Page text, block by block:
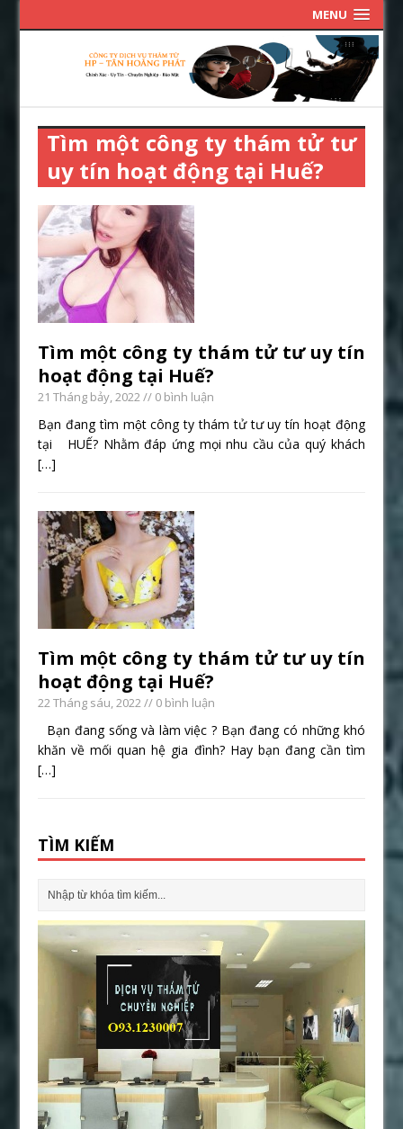
MENU
Tìm một công ty thám tử tư
uy tín hoạt động tại Huế?
Tìm một công ty thám tử tư uy tín
hoạt động tại Huế?
21 Tháng bảy, 2022// 0 bình luận
Bạn đang tìm một công ty thám tử tư uy tín hoạt động
tại HUẾ? Nhằm đáp ứng mọi nhu cầu của quý khách
[…]
Tìm một công ty thám tử tư uy tín
hoạt động tại Huế?
22 Tháng sáu, 2022// 0 bình luận
Bạn đang sống và làm việc ? Bạn đang có những khó
khăn về mối quan hệ gia đình? Hay bạn đang cần tìm
[…]
TÌM KIẾM